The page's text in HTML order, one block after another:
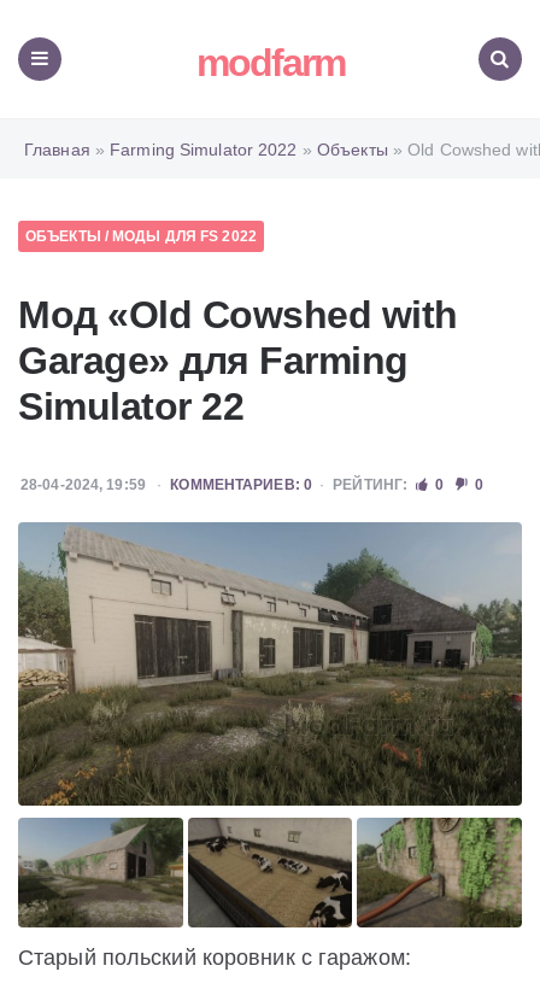
modfarm
Главная » Farming Simulator 2022 » Объекты » Old Cowshed
ОБЪЕКТЫ / МОДЫ ДЛЯ FS 2022
Мод «Old Cowshed with
Garage» для Farming
Simulator 22
28-04-2024, 19:59 КОММЕНТАРИЕВ: 0 РЕЙТИНГ: 0 0
Старый польский коровник с гаражом: